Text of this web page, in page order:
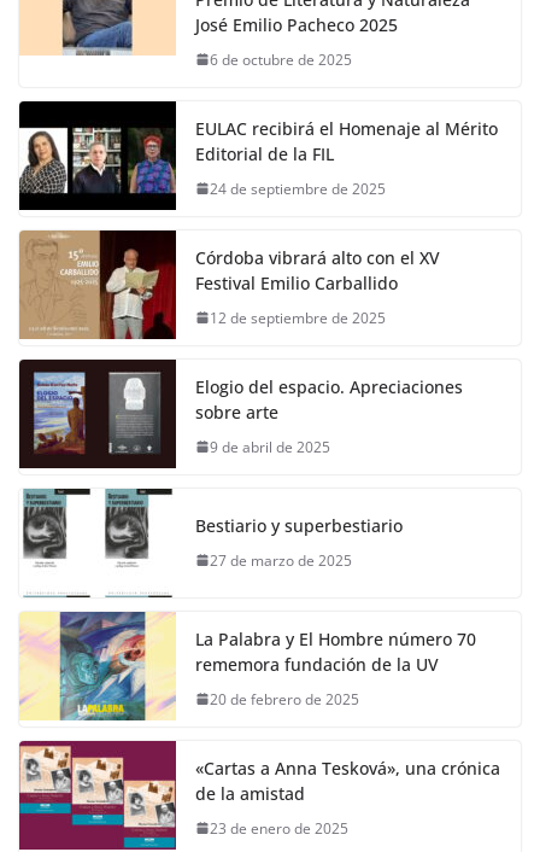
José Emilio Pacheco 2025
6 de octubre de 2025
EULAC recibirá el Homenaje al Mérito
Editorial de la FIL
24 de septiembre de 2025
Córdoba vibrará alto con el XV
Festival Emilio Carballido
12 de septiembre de 2025
Elogio del espacio. Apreciaciones
sobre arte
9 de abril de 2025
Bestiario y superbestiario
27 de marzo de 2025
La Palabra y El Hombre número 70
rememora fundación de la UV
20 de febrero de 2025
«Cartas a Anna Tesková», una crónica
de la amistad
23 de enero de 2025